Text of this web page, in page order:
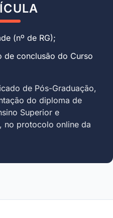
(nº de RG);
de conclusão do Curso
de Pós-Graduação,
do diploma de
Superior e
no protocolo online da